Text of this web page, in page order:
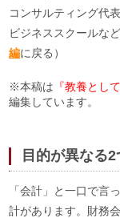
コンサルティング代
ビジネススクールな
編に戻る）
※本稿は 『教養とし
編集しています。
目的が異なる
「会計」と一口で言
計があります。財務